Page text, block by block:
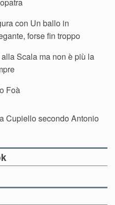
con Un ballo in
forse fin troppo
Scala ma non è più la
Foà
Cupiello secondo Antonio